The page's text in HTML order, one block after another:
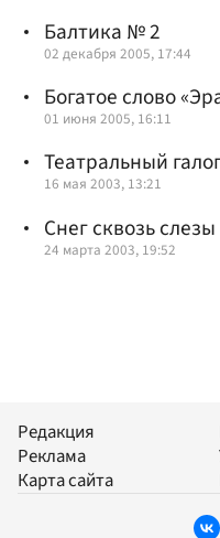
Балтика № 2
02 декабря 2005, 17:44
Богатое слово
01 июня 2005, 16:11
Театральный
16 мая 2003, 13:21
Снег сквозь слезы
24 марта 2003, 19:52
Редакция
Реклама
Карта сайта